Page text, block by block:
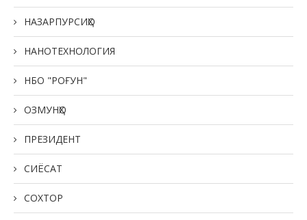
НАЗАРПУРСИҲО
НАНОТЕХНОЛОГИЯ
НБО "РОҒУН"
ОЗМУНҲО
ПРЕЗИДЕНТ
СИЁСАТ
СОХТОР